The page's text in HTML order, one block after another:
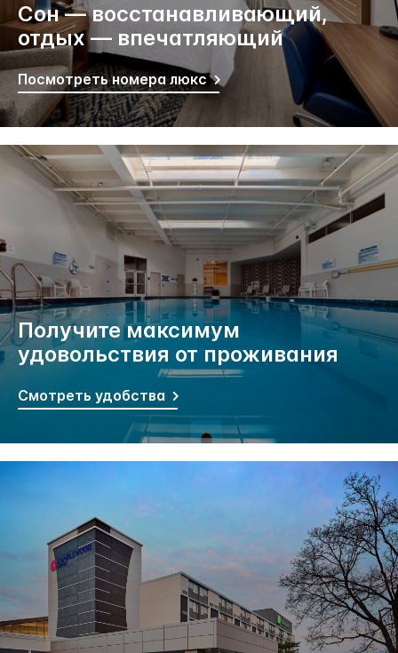
Сон — восстанавливающий,
отдых — впечатляющий
Посмотреть номера люкс
Получите максимум
удовольствия от проживания
Смотреть удобства